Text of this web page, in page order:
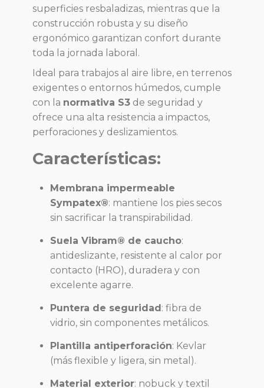
superficies resbaladizas, mientras que la
construcción robusta y su diseño
ergonómico garantizan confort durante
toda la jornada laboral.
Ideal para trabajos al aire libre, en terrenos
exigentes o entornos húmedos, cumple
con la normativa S3 de seguridad y
ofrece una alta resistencia a impactos,
perforaciones y deslizamientos.
Características:
Membrana impermeable
Sympatex®: mantiene los pies secos
sin sacrificar la transpirabilidad.
Suela Vibram® de caucho:
antideslizante, resistente al calor por
contacto (HRO), duradera y con
excelente agarre.
Puntera de seguridad: fibra de
vidrio, sin componentes metálicos.
Plantilla antiperforación: Kevlar
(más flexible y ligera, sin metal).
Material exterior: nobuck y textil